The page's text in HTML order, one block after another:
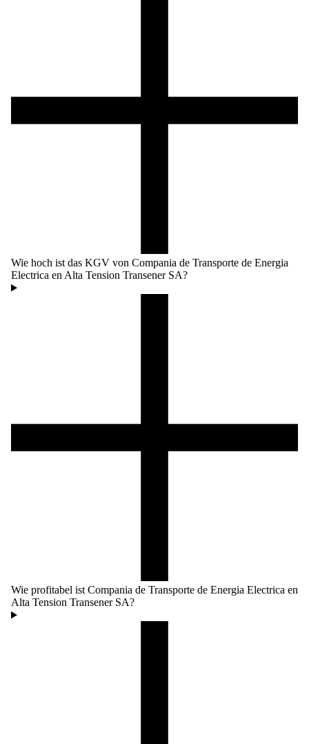
Wie hoch ist das KGV von Compania de Transporte de Energia
Electrica en Alta Tension Transener SA?
Wie profitabel ist Compania de Transporte de Energia Electrica en
Alta Tension Transener SA?